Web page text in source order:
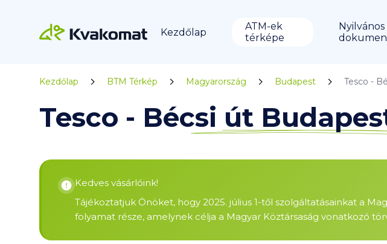
Kezdőlap
ATM-ek
térképe
Nyilvános
Kezdőlap BTM Térkép Magyarország Budapest Tesco -
Tesco - Bécsi út
Kedves vásárlóink!
Tájékoztatjuk Önöket, hogy 2025. július 1-től szolgáltatásainkat a
folyamat része, amelynek célja a Magyar Köztársaság vonatkozó